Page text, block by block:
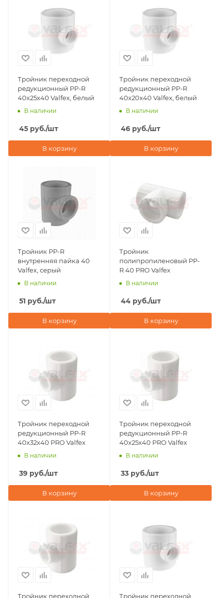
Тройник переходной
редукционный PP-R
40х25х40 Valfex, белый
В наличии
45 руб./шт
В корзину
Тройник переходной
редукционный PP-R
40х20х40 Valfex, белый
В наличии
46 руб./шт
В корзину
Тройник PP-R
внутренняя пайка 40
Valfex, серый
В наличии
51 руб./шт
В корзину
Тройник
полипропиленовый PP-
R 40 PRO Valfex
В наличии
44 руб./шт
В корзину
Тройник переходной
редукционный PP-R
40х32х40 PRO Valfex
В наличии
39 руб./шт
В корзину
Тройник переходной
редукционный PP-R
40х25х40 PRO Valfex
В наличии
33 руб./шт
В корзину
Тройник переходной Тройник переходной